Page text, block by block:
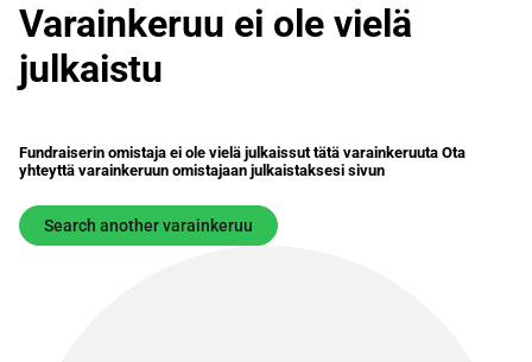
Varainkeruu ei ole vielä
julkaistu
Fundraiserin omistaja ei ole vielä julkaissut tätä varainkeruuta Ota
yhteyttä varainkeruun omistajaan julkaistaksesi sivun
Search another varainkeruu